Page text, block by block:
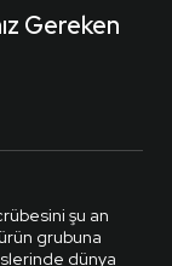
Gereken
şu an
grubuna
dünya